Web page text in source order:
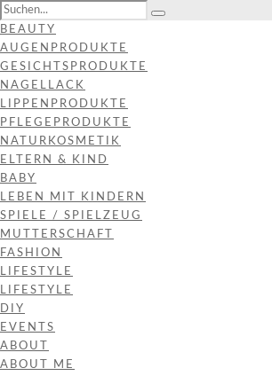
BEAUTY
AUGENPRODUKTE
GESICHTSPRODUKTE
NAGELLACK
LIPPENPRODUKTE
PFLEGEPRODUKTE
NATURKOSMETIK
ELTERN & KIND
BABY
LEBEN MIT KINDERN
SPIELE / SPIELZEUG
MUTTERSCHAFT
FASHION
LIFESTYLE
LIFESTYLE
DIY
EVENTS
ABOUT
ABOUT ME